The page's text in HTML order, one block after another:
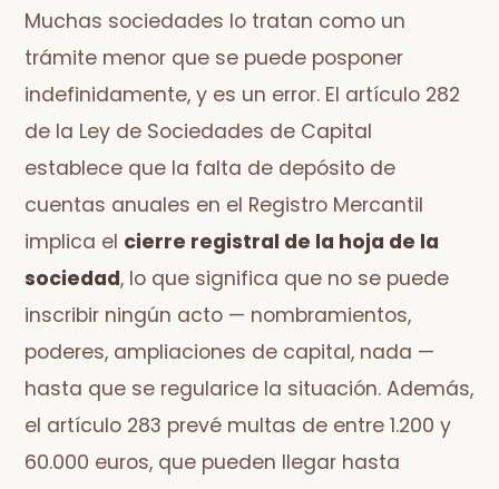
Muchas sociedades lo tratan como un
trámite menor que se puede posponer
indefinidamente, y es un error. El artículo 282
de la Ley de Sociedades de Capital
establece que la falta de depósito de
cuentas anuales en el Registro Mercantil
implica el cierre registral de la hoja de la
sociedad, lo que significa que no se puede
inscribir ningún acto — nombramientos,
poderes, ampliaciones de capital, nada —
hasta que se regularice la situación. Además,
el artículo 283 prevé multas de entre 1.200 y
60.000 euros, que pueden llegar hasta